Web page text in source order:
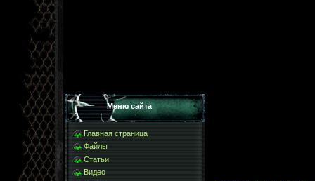
Меню сайта
Главная страница
Файлы
Статьи
Видео